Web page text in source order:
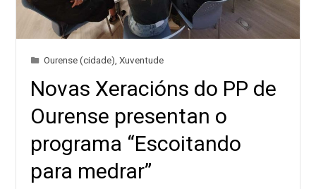
Ourense (cidade) ,Xuventude
Novas Xeracións do PP de
Ourense presentan o
programa “Escoitando
para medrar”